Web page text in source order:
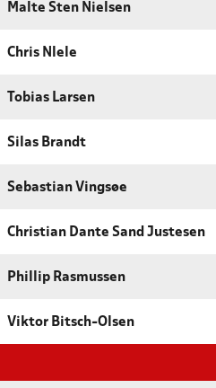
Malte Sten Nielsen
Chris Nlele
Tobias Larsen
Silas Brandt
Sebastian Vingsøe
Christian Dante Sand Justesen
Phillip Rasmussen
Viktor Bitsch-Olsen